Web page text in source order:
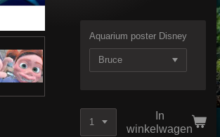
Aquarium poster Disney
In
winkelwagen